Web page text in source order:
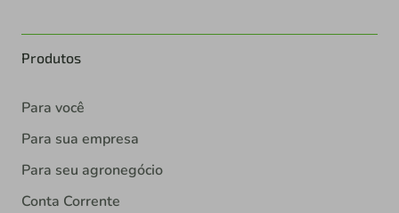
Produtos
Para você
Para sua empresa
Para seu agronegócio
Conta Corrente